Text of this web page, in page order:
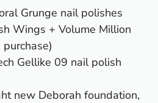
Grunge nail polishes
Wings + Volume Million
Gellike 09 nail polish
new Deborah foundation,